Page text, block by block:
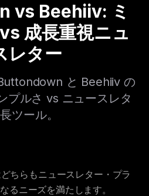
vs Beehiiv: ミ
成長重視ニュ
レター
と Beehiiv の
プルさ vs ニュースレタ
ツール。
ちらもニュースレター・プラ
るニーズを満たします。